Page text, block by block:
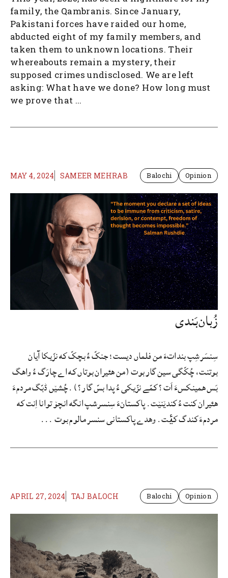
family, the Qambranis. Since January,
Pakistani forces have raided our home,
abducted eight of my family members, and
taken them to unknown locations. Their
whereabouts remain a mystery, their
supposed crimes undisclosed. We are left
asking: What have we done? How long must
we prove that ...
MAY 4, 2024 SAMEER MEHRAB Balochi Opinion
زُبان‌بَندی
سِنسَرشِپ بنداتءَ من فلماں دیست؛ جنکّ ءُ بچکّ که نزّیکا آیان
بوتنت، چُکّگی سین گار بوت (من هئیران بوتاں که اے چارَگ ءُ واهگ
بَس همینکسءَ اَت؟ کمّے نزّیکی ءُ پدا بسّ گار؟). چُشێں ڈبّگ مردمءَ
هئیران کنت ءُ کندێنێت. پاکستانءَ سِنسرشپ انگه انچۆ توانا اِنت که
مردمءَ کندگ کࢨت. وهدے پاکستانی سنسر مالوم بوت ...
APRIL 27, 2024 TAJ BALOCH Balochi Opinion